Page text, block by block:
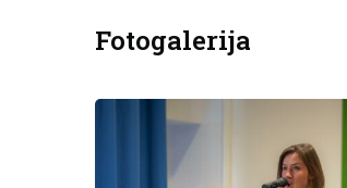
Fotogalerija